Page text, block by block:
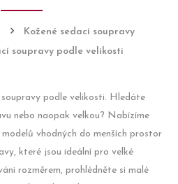
Kožené sedací soupravy
soupravy podle velikosti
soupravy podle velikosti. Hledáte
nebo naopak velkou? Nabízíme
vhodných do menších prostor
které jsou ideální pro velké
rozměrem, prohlédněte si malé